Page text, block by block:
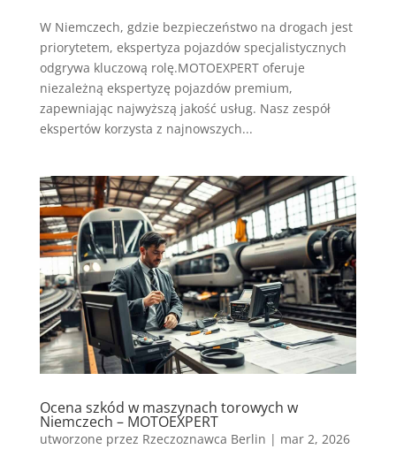
W Niemczech, gdzie bezpieczeństwo na drogach jest
priorytetem, ekspertyza pojazdów specjalistycznych
odgrywa kluczową rolę.MOTOEXPERT oferuje
niezależną ekspertyzę pojazdów premium,
zapewniając najwyższą jakość usług. Nasz zespół
ekspertów korzysta z najnowszych...
Ocena szkód w maszynach torowych w
Niemczech – MOTOEXPERT
utworzone przez Rzeczoznawca Berlin | mar 2, 2026